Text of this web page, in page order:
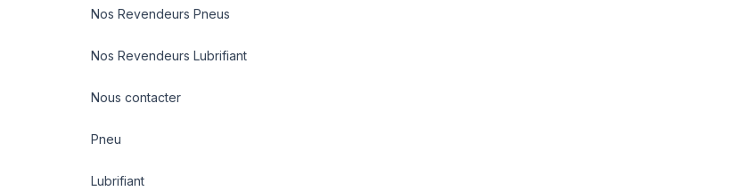
Nos Revendeurs Pneus
Nos Revendeurs Lubrifiant
Nous contacter
Pneu
Lubrifiant